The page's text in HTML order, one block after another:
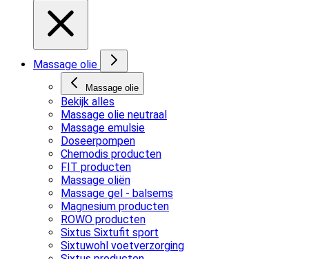
Massage olie
Massage olie
Bekijk alles
Massage olie neutraal
Massage emulsie
Doseerpompen
Chemodis producten
FIT producten
Massage oliën
Massage gel - balsems
Magnesium producten
ROWO producten
Sixtus Sixtufit sport
Sixtuwohl voetverzorging